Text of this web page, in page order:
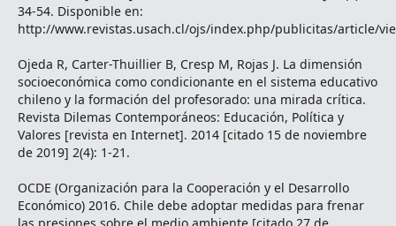
34-54. Disponible en:
http://www.revistas.usach.cl/ojs/index.php/publicitas/article/
Ojeda R, Carter-Thuillier B, Cresp M, Rojas J. La dimensión
socioeconómica como condicionante en el sistema educativo
chileno y la formación del profesorado: una mirada crítica.
Revista Dilemas Contemporáneos: Educación, Política y
Valores [revista en Internet]. 2014 [citado 15 de noviembre
de 2019] 2(4): 1-21.
OCDE (Organización para la Cooperación y el Desarrollo
Económico) 2016. Chile debe adoptar medidas para frenar